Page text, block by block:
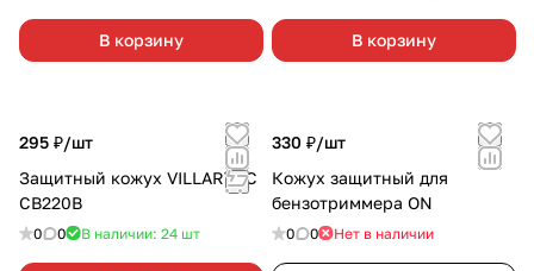
В корзину В корзину
295 ₽/шт
Защитный кожух VILLARTEC
CB220B
0 0 В наличии: 24 шт
330 ₽/шт
Кожух защитный для
бензотриммера ON
0 0 Нет в наличии